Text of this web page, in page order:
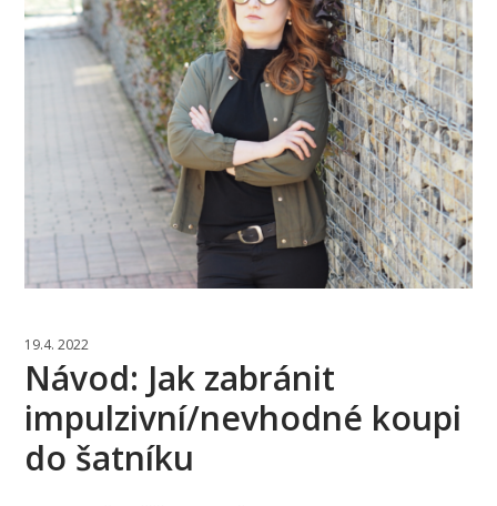
19.4. 2022
Návod: Jak zabránit
impulzivní/nevhodné koupi
do šatníku